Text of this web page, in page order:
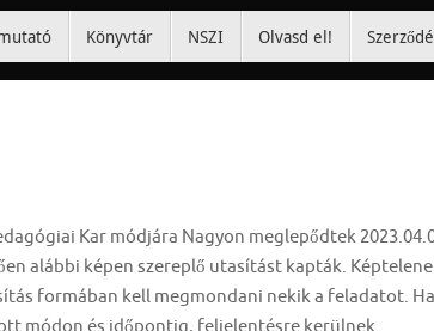
Könyvtár NSZI Olvasd el!
Kar módjára Nagyon meglepődtek
alábbi képen szereplő utasítást kapták.
formában kell megmondani nekik a feladatot.